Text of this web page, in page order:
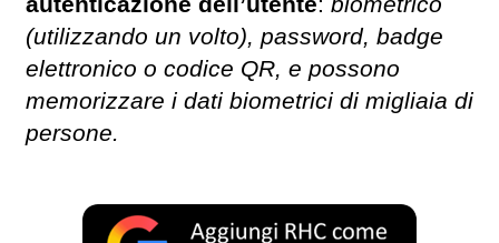
(utilizzando un volto), password, badge
elettronico o codice QR, e possono
memorizzare i dati biometrici di migliaia di
persone.